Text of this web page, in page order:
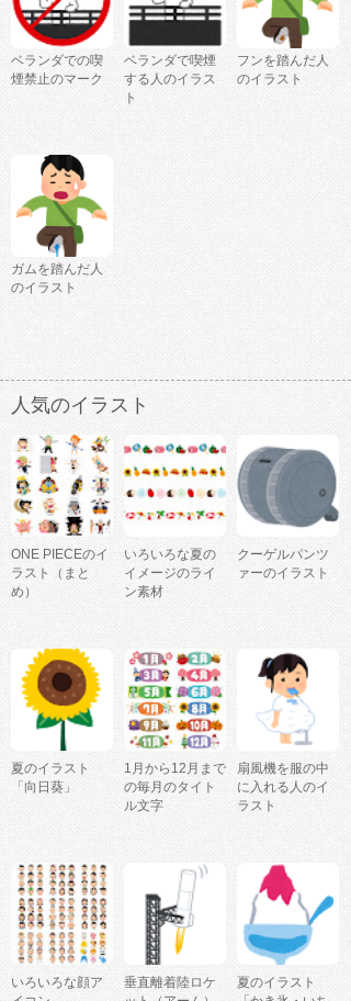
ベランダでの喫
煙禁止のマーク
ベランダで喫煙
する人のイラス
ト
フンを踏んだ人
のイラスト
ガムを踏んだ人
のイラスト
人気のイラスト
ONE PIECEのイ
ラスト（まと
め）
いろいろな夏の
イメージのライ
ン素材
クーゲルパンツ
ァーのイラスト
夏のイラスト
「向日葵」
1月から12月まで
の毎月のタイト
ル文字
扇風機を服の中
に入れる人のイ
ラスト
いろいろな顔ア
垂直離着陸ロケ
夏のイラスト